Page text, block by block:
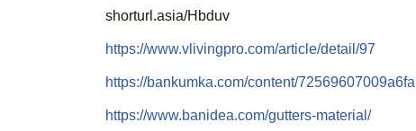
shorturl.asia/Hbduv
https://www.vlivingpro.com/article/detail/97
https://bankumka.com/content/72569607009a6fa
https://www.banidea.com/gutters-material/